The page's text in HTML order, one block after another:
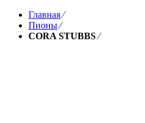
Главная⁄
Пионы⁄
CORA STUBBS⁄